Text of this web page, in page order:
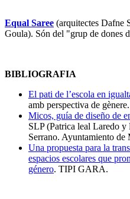
Equal Saree (arquitectes Dafne
Goula). Són del "grup de dones
BIBLIOGRAFIA
El pati de l’escola en
amb perspectiva de
Micos, guía de diseño de
SLP (Patrica leal Laredo
Serrano. Ayuntamiento de
Una propuesta para la
espacios escolares que
género. TIPI GARA.